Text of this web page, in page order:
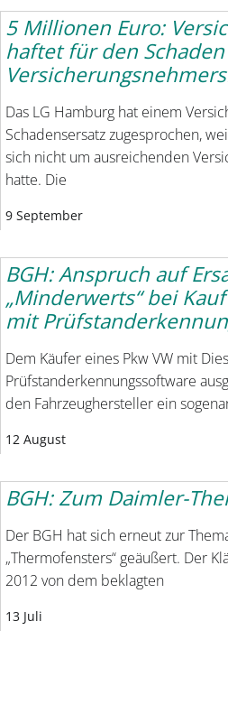
5 Millionen Euro:
haftet für den
Das LG Hamburg hat einem
Schadensersatz zugesprochen,
sich nicht um ausreichenden
hatte. Die
9 September
BGH: Anspruch auf
„Minderwerts“ bei
mit
Dem Käufer eines Pkw VW mit
Prüfstanderkennungssoftware
den Fahrzeughersteller ein
12 August
BGH: Zum Daimler-
Der BGH hat sich erneut zur
„Thermofensters“ geäußert. Der
2012 von dem beklagten
13 Juli